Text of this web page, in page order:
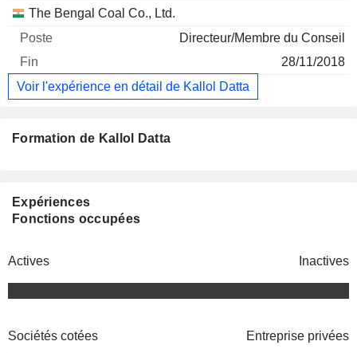
The Bengal Coal Co., Ltd.
Directeur/Membre du Conseil
28/11/2018
Voir l'expérience en détail de Kallol Datta
Formation de Kallol Datta
Expériences
Fonctions occupées
Actives Inactives
Sociétés cotées Entreprise privées